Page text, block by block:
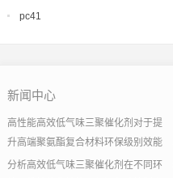
pc41
新闻中心
高性能高效低气味三聚催化剂对于提
升高端聚氨酯复合材料环保级别效能
分析高效低气味三聚催化剂在不同环